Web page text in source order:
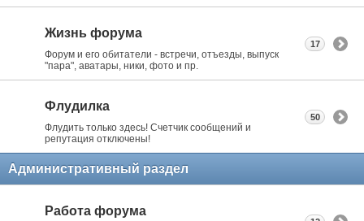
Жизнь форума
Форум и его обитатели - встречи, отъезды, выпуск
"пара", аватары, ники, фото и пр.
17
Флудилка
Флудить только здесь! Счетчик сообщений и
репутация отключены!
50
Административный раздел
Работа форума